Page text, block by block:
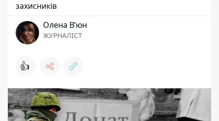
захисників
Олена Вʼюн
ЖУРНАЛІСТ
👍